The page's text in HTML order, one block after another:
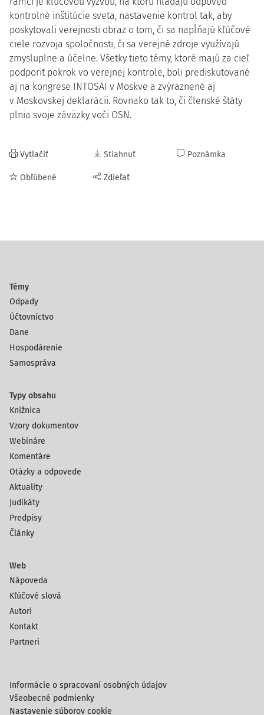
kontrolné inštitúcie sveta, nastavenie kontrol tak, aby
poskytovali verejnosti obraz o tom, či sa napĺňajú kľúčové
ciele rozvoja spoločnosti, či sa verejné zdroje využívajú
zmysluplne a účelne. Všetky tieto témy, ktoré majú za cieľ
podporiť pokrok vo verejnej kontrole, boli prediskutované
aj na kongrese INTOSAI v Moskve a zvýraznené aj
v Moskovskej deklarácii. Rovnako tak to, či členské štáty
plnia svoje záväzky voči OSN.
Vytlačiť
Obľúbené
Stiahnuť
Zdieľať
Poznámka
Témy
Odpady
Účtovníctvo
Dane
Hospodárenie
Samospráva
Typy obsahu
Knižnica
Vzory dokumentov
Webináre
Komentáre
Otázky a odpovede
Aktuality
Judikáty
Predpisy
Články
Web
Nápoveda
Kľúčové slová
Autori
Kontakt
Partneri
Informácie o spracovaní osobných údajov
Všeobecné podmienky
Nastavenie súborov cookie